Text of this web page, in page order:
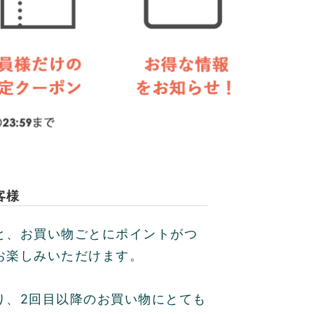
様
お買い物ごとにポイントがつ
しみいただけます。
2回目以降のお買い物にとても